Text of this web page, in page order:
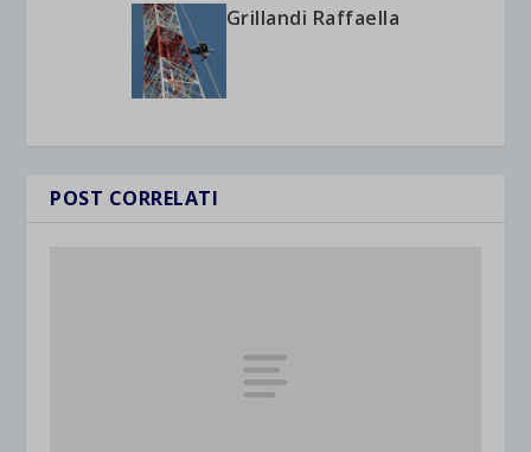
Grillandi Raffaella
POST CORRELATI